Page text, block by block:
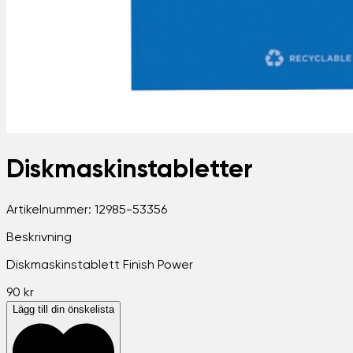
Diskmaskinstabletter
Artikelnummer: 12985-53356
Beskrivning
Diskmaskinstablett Finish Power
90 kr
Lägg till din önskelista